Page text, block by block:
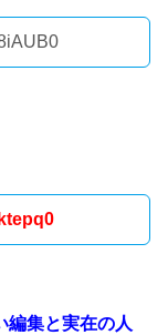
編集と実在の人